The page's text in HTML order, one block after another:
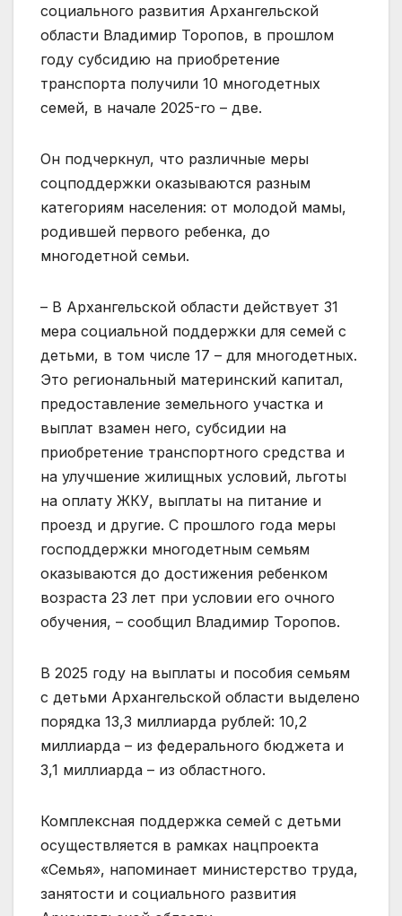
социального развития Архангельской
области Владимир Торопов, в прошлом
году субсидию на приобретение
транспорта получили 10 многодетных
семей, в начале 2025-го – две.
Он подчеркнул, что различные меры
соцподдержки оказываются разным
категориям населения: от молодой мамы,
родившей первого ребенка, до
многодетной семьи.
– В Архангельской области действует 31
мера социальной поддержки для семей с
детьми, в том числе 17 – для многодетных.
Это региональный материнский капитал,
предоставление земельного участка и
выплат взамен него, субсидии на
приобретение транспортного средства и
на улучшение жилищных условий, льготы
на оплату ЖКУ, выплаты на питание и
проезд и другие. С прошлого года меры
господдержки многодетным семьям
оказываются до достижения ребенком
возраста 23 лет при условии его очного
обучения, – сообщил Владимир Торопов.
В 2025 году на выплаты и пособия семьям
с детьми Архангельской области выделено
порядка 13,3 миллиарда рублей: 10,2
миллиарда – из федерального бюджета и
3,1 миллиарда – из областного.
Комплексная поддержка семей с детьми
осуществляется в рамках нацпроекта
«Семья», напоминает министерство труда,
занятости и социального развития